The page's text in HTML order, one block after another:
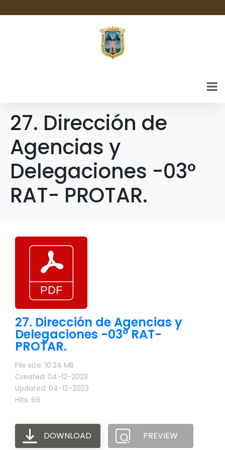
27. Dirección de
Agencias y
Delegaciones -03°
RAT- PROTAR.
27. Dirección de Agencias y
Delegaciones -03° RAT-
PROTAR.
File size: 10.24 MB
Created: 04-12-2023
Updated: 04-12-2023
Hits: 69
DOWNLOAD PREVIEW